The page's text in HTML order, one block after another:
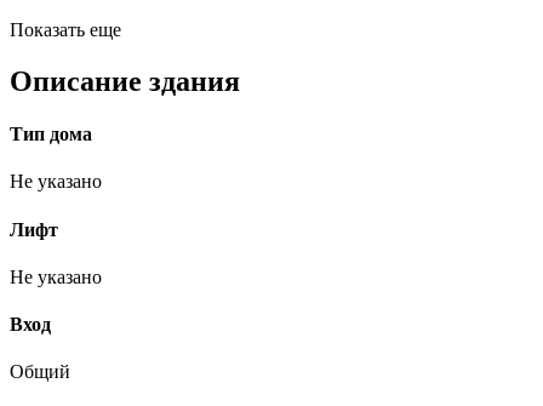
Показать еще
Описание здания
Тип дома
Не указано
Лифт
Не указано
Вход
Общий